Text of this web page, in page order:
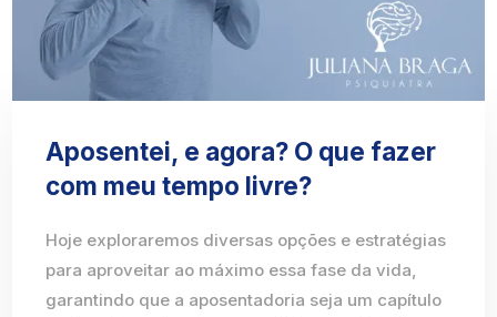
Aposentei, e agora? O que fazer
com meu tempo livre?
Hoje exploraremos diversas opções e estratégias
para aproveitar ao máximo essa fase da vida,
garantindo que a aposentadoria seja um capítulo